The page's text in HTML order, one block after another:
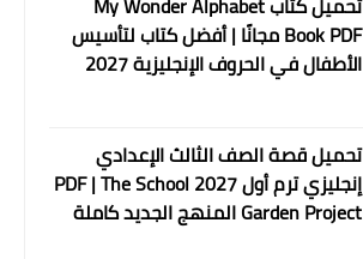
Book PDF مجانًا | أفضل كتاب لتأسيس
الأطفال في الحروف الإنجليزية 2027
تحميل قصة الصف الثالث الإعدادي
إنجليزي ترم أول 2027 PDF | The School
Garden Project المنهج الجديد كاملة